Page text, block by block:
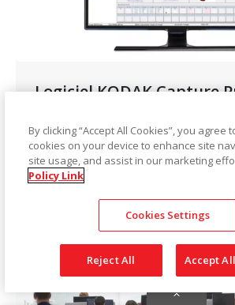
Logiciel KODAK Capture
Voir le produit
By clicking “Accept All Cookies”, you agree
cookies on your device to enhance site
site usage, and assist in our marketing
Policy Link
Cookies Settings
Reject All Accept